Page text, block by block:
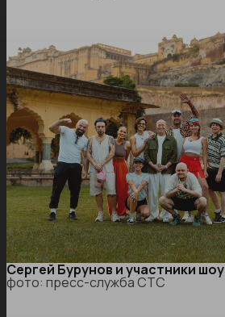
Сергей Бурунов и участники шоу
фото: пресс-служба СТС